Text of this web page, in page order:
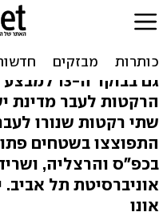
יירוטים מעל
בשרון,
גם בבוקר
הרקטות לעבר מדינת
שתי רקטות שנורו
התפוצצו בשטחים
בכפ"ס והרצליה,
אוניברסיטת תל
אונו